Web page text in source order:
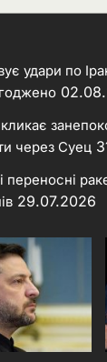
удари по
через Суец
переносні
29.07.2026